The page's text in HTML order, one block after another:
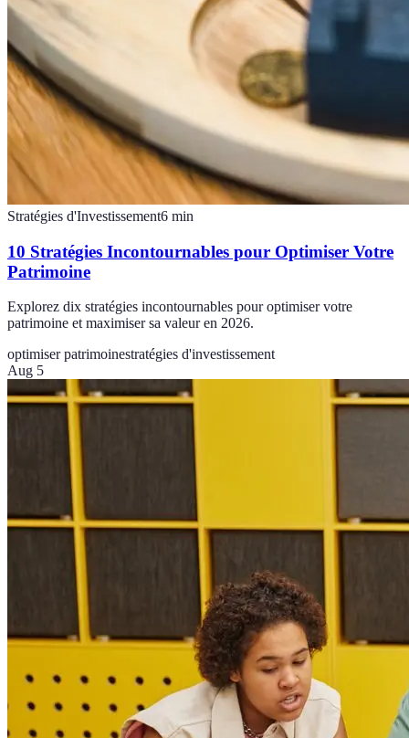
Stratégies d'Investissement6 min
10 Stratégies Incontournables pour Optimiser Votre
Patrimoine
Explorez dix stratégies incontournables pour optimiser votre
patrimoine et maximiser sa valeur en 2026.
optimiser patrimoinestratégies d'investissement
Aug 5